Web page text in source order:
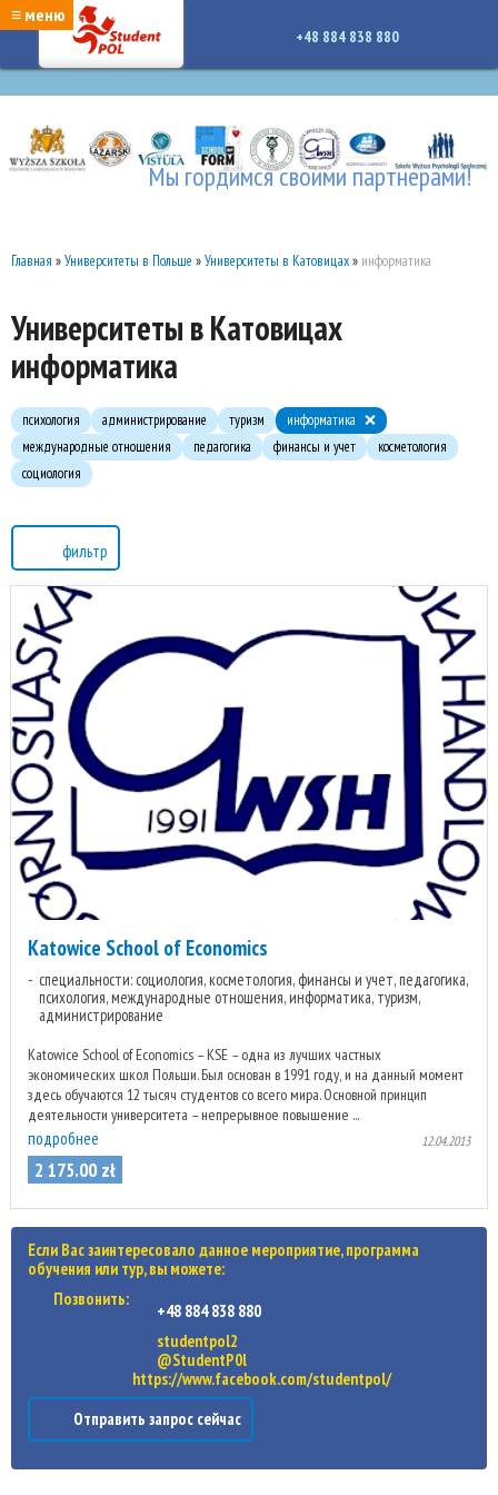
google-site-verification: google7a917c261df1566b.htmlgoogle-site-verification:
google7a917c261df1566b.html
≡ меню
+48 884 838 880
Мы гордимся своими партнерами!
Главная »Университеты в Польше »Университеты в Катовицах» информатика
Университеты в Катовицах
информатика
психология администрирование туризм
информатика
международные отношения
педагогика финансы и учет
косметология
социология
фильтр
Katowice School of Economics
специальности: социология, косметология, финансы и учет, педагогика,
психология, международные отношения, информатика, туризм,
администрирование
Katowice School of Economics – KSE – одна из лучших частных
экономических школ Польши. Был основан в 1991 году, и на данный момент
здесь обучаются 12 тысяч студентов со всего мира. Основной принцип
деятельности университета – непрерывное повышение ...
подробнее 12.04.2013
2 175.00 zł
Если Вас заинтересовало данное мероприятие, программа
обучения или тур, вы можете:
Позвонить:
+48 884 838 880
studentpol2
@StudentP0l
https://www.facebook.com/studentpol/
Отправить запрос сейчас